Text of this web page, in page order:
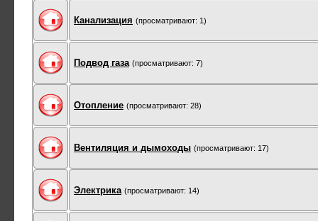
Канализация (просматривают: 1)
Подвод газа (просматривают: 7)
Отопление (просматривают: 28)
Вентиляция и дымоходы (просматривают: 17)
Электрика (просматривают: 14)